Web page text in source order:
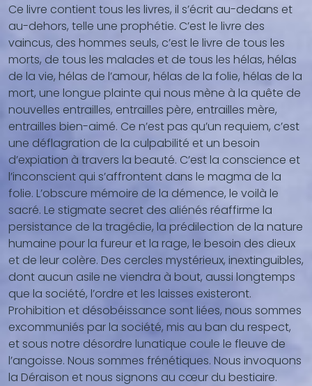
contenu
(texte,
vidéo,
...)
Ce livre contient tous les livres, il s’écrit au-dedans et
au-dehors, telle une prophétie. C’est le livre des
vaincus, des hommes seuls, c’est le livre de tous les
morts, de tous les malades et de tous les hélas, hélas
de la vie, hélas de l’amour, hélas de la folie, hélas de la
mort, une longue plainte qui nous mène à la quête de
nouvelles entrailles, entrailles père, entrailles mère,
entrailles bien-aimé. Ce n’est pas qu’un requiem, c’est
une déflagration de la culpabilité et un besoin
d’expiation à travers la beauté. C’est la conscience et
l’inconscient qui s’affrontent dans le magma de la
folie. L’obscure mémoire de la démence, le voilà le
sacré. Le stigmate secret des aliénés réaffirme la
persistance de la tragédie, la prédilection de la nature
humaine pour la fureur et la rage, le besoin des dieux
et de leur colère. Des cercles mystérieux, inextinguibles,
dont aucun asile ne viendra à bout, aussi longtemps
que la société, l’ordre et les laisses existeront.
Prohibition et désobéissance sont liées, nous sommes
excommuniés par la société, mis au ban du respect,
et sous notre désordre lunatique coule le fleuve de
l’angoisse. Nous sommes frénétiques. Nous invoquons
la Déraison et nous signons au cœur du bestiaire.